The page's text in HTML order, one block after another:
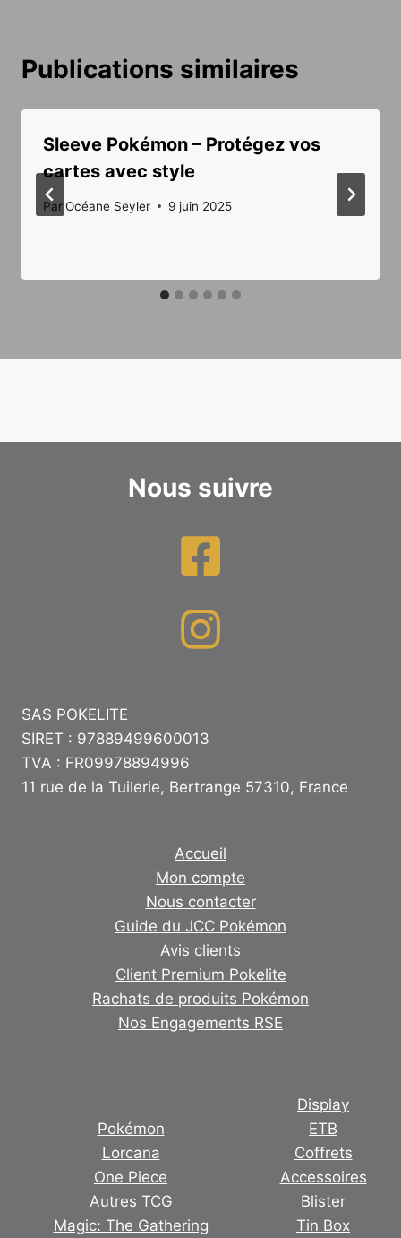
Publications similaires
Sleeve Pokémon – Protégez vos
cartes avec style
ParOcéane Seyler 9 juin 2025
Nous suivre
SAS POKELITE
SIRET : 97889499600013
TVA : FR09978894996
11 rue de la Tuilerie, Bertrange 57310, France
Accueil
Mon compte
Nous contacter
Guide du JCC Pokémon
Avis clients
Client Premium Pokelite
Rachats de produits Pokémon
Nos Engagements RSE
Pokémon
Lorcana
One Piece
Autres TCG
Magic: The Gathering
Display
ETB
Coffrets
Accessoires
Blister
Tin Box